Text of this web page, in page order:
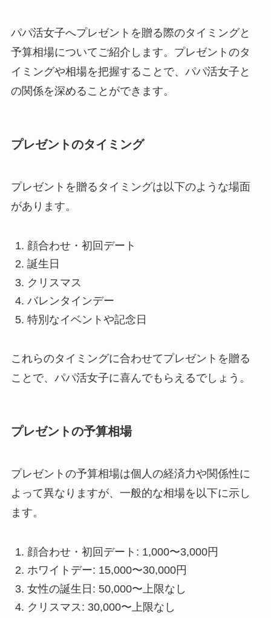
パパ活女子へプレゼントを贈る際のタイミングと
予算相場についてご紹介します。プレゼントのタ
イミングや相場を把握することで、パパ活女子と
の関係を深めることができます。
プレゼントのタイミング
プレゼントを贈るタイミングは以下のような場面
があります。
顔合わせ・初回デート
誕生日
クリスマス
バレンタインデー
特別なイベントや記念日
これらのタイミングに合わせてプレゼントを贈る
ことで、パパ活女子に喜んでもらえるでしょう。
プレゼントの予算相場
プレゼントの予算相場は個人の経済力や関係性に
よって異なりますが、一般的な相場を以下に示し
ます。
顔合わせ・初回デート: 1,000〜3,000円
ホワイトデー: 15,000〜30,000円
女性の誕生日: 50,000〜上限なし
クリスマス: 30,000〜上限なし